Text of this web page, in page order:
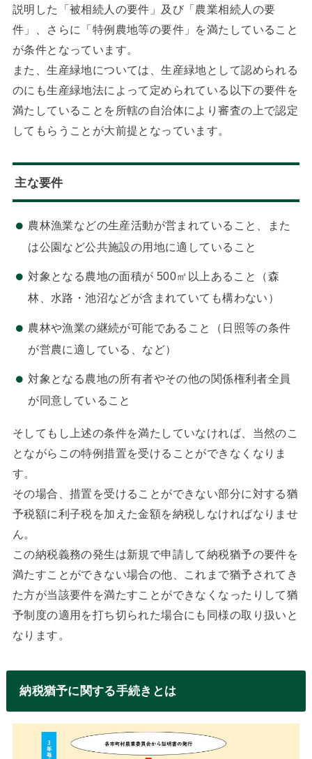
説明した「被相続人の要件」及び「農業相続人の要
件」、さらに「特例農地等の要件」を満たしていること
が条件となっています。
また、生産緑地については、生産緑地として認められる
のにも生産緑地法によって定められている以下の要件を
満たしていることを所轄の自治体により審査の上で認定
してもらうことが大前提となっています。
主な要件
農林漁業などの生産活動が営まれていること、また
は公園など公共施設の用地に適していること
対象となる農地の面積が 500㎡以上あること（森
林、水路・池沼などが含まれていても構わない）
農林や漁業の継続が可能であること（日照等の条件
が営農に適している、など）
対象となる農地の所有者やその他の関係権利者全員
が同意していること
そしてもし上述の条件を満たしていなければ、当然のこ
とながらこの特例措置を受けることができなくなりま
す。
その場合、措置を受けることができない部分に対する猶
予税額に利子税を加えた金額を納税しなければなりませ
ん。
この納税義務の発生は新規で申請して納税猶予の要件を
満たすことができない場合の他、これまで猶予されてき
た方が当該要件を満たすことができなくなったりして猶
予制度の適用を打ち切られた場合にも同様の取り扱いと
なります。
納税猶予に関する手続きとは